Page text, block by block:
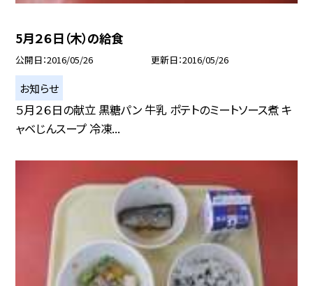
5月２６日（木）の給食
公開日 2016/05/26 更新日 2016/05/26
お知らせ
５月２６日の献立 黒糖パン 牛乳 ポテトのミートソース煮 キ
ャベじんスープ 冷凍...